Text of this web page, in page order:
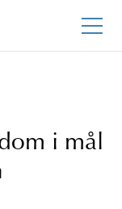
i mål